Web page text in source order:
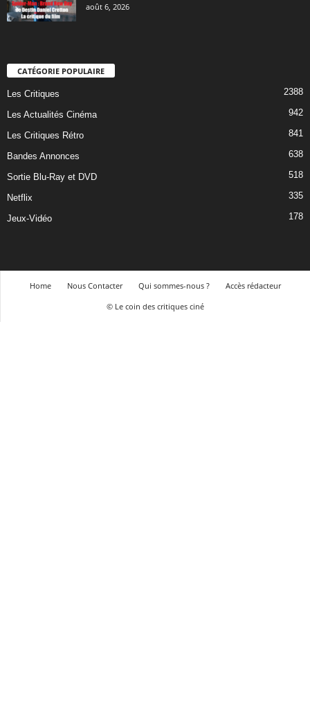
août 6, 2026
CATÉGORIE POPULAIRE
Les Critiques 2388
Les Actualités Cinéma 942
Les Critiques Rétro 841
Bandes Annonces 638
Sortie Blu-Ray et DVD 518
Netflix 335
Jeux-Vidéo 178
Home Nous Contacter Qui sommes-nous ?
Accès rédacteur
© Le coin des critiques ciné